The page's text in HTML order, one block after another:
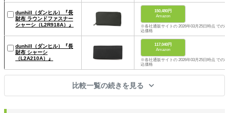
dunhill（ダンヒル）『長
財布 ラウンドファスナー
シャーシ（L2R918A）』
150,480円
Amazon
※各社通販サイトの 2026年03月25日時点 での税
込価格
dunhill（ダンヒル）『長
財布 シャーシ
（L2A210A）』
117,040円
Amazon
※各社通販サイトの 2026年03月25日時点 での税
込価格
比較一覧の続きを見る